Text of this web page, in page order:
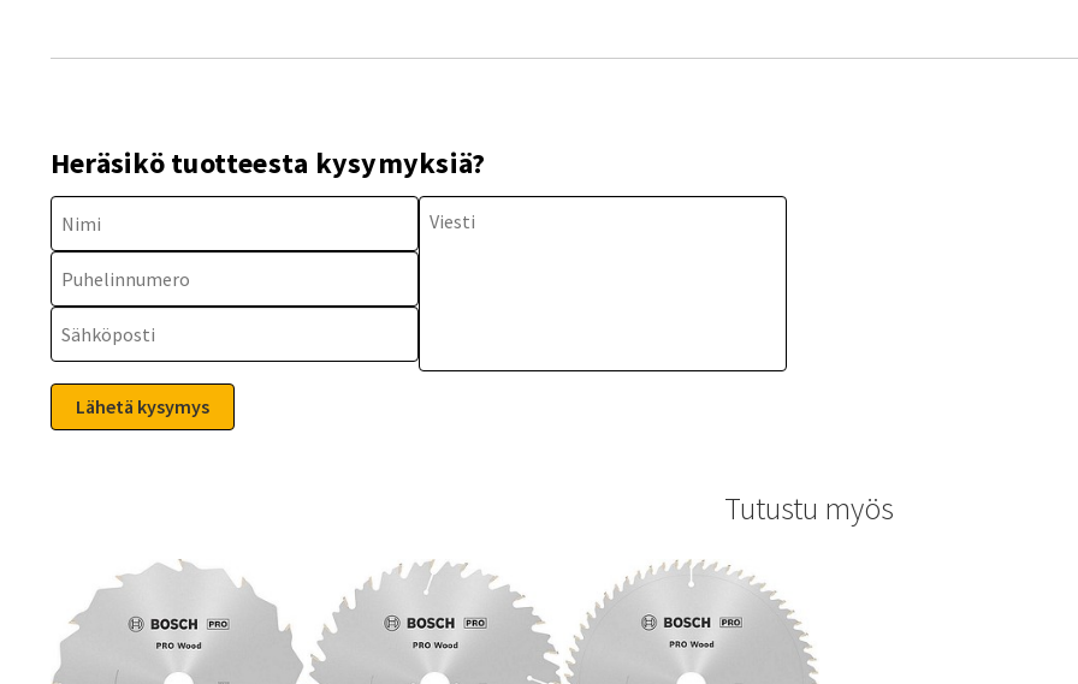
Heräsikö tuotteesta kysymyksiä?
Tutustu myös